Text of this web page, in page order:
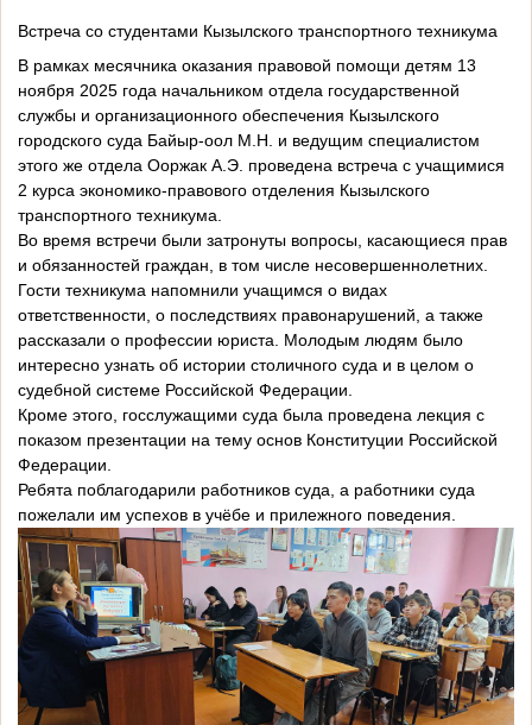
Встреча со студентами Кызылского транспортного техникума
В рамках месячника оказания правовой помощи детям 13
ноября 2025 года начальником отдела государственной
службы и организационного обеспечения Кызылского
городского суда Байыр-оол М.Н. и ведущим специалистом
этого же отдела Ооржак А.Э. проведена встреча с учащимися
2 курса экономико-правового отделения Кызылского
транспортного техникума.
Во время встречи были затронуты вопросы, касающиеся прав
и обязанностей граждан, в том числе несовершеннолетних.
Гости техникума напомнили учащимся о видах
ответственности, о последствиях правонарушений, а также
рассказали о профессии юриста. Молодым людям было
интересно узнать об истории столичного суда и в целом о
судебной системе Российской Федерации.
Кроме этого, госслужащими суда была проведена лекция с
показом презентации на тему основ Конституции Российской
Федерации.
Ребята поблагодарили работников суда, а работники суда
пожелали им успехов в учёбе и прилежного поведения.